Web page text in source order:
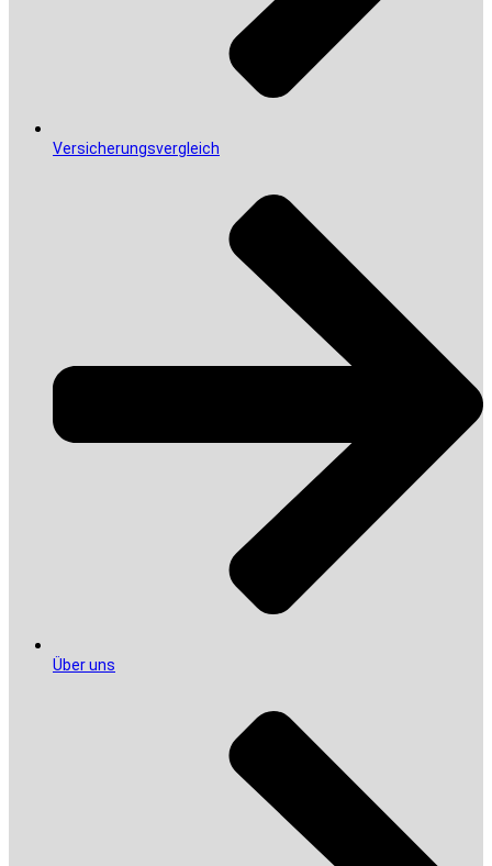
Versicherungsvergleich
Über uns